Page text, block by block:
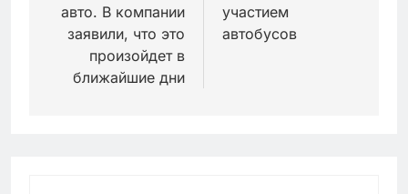
авто. В компании
заявили, что это
произойдет в
ближайшие дни
участием
автобусов